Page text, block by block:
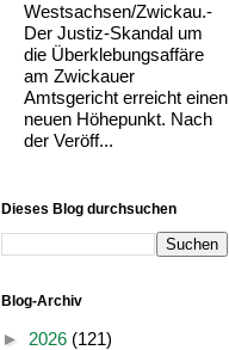
Westsachsen/Zwickau.-
Der Justiz-Skandal um
die Überklebungsaffäre
am Zwickauer
Amtsgericht erreicht einen
neuen Höhepunkt. Nach
der Veröff...
Dieses Blog durchsuchen
Blog-Archiv
► 2026 (121)